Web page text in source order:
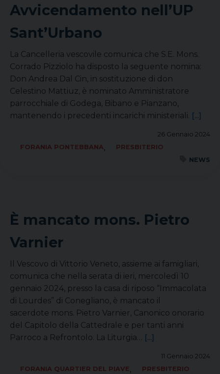
Avvicendamento nell’UP
Sant’Urbano
La Cancelleria vescovile comunica che S.E. Mons.
Corrado Pizziolo ha disposto la seguente nomina:
Don Andrea Dal Cin, in sostituzione di don
Celestino Mattiuz, è nominato Amministratore
parrocchiale di Godega, Bibano e Pianzano,
mantenendo i precedenti incarichi ministeriali. [...]
26 Gennaio 2024
FORANIA PONTEBBANA,
PRESBITERIO
NEWS
È mancato mons. Pietro
Varnier
Il Vescovo di Vittorio Veneto, assieme ai famigliari,
comunica che nella serata di ieri, mercoledì 10
gennaio 2024, presso la casa di riposo “Immacolata
di Lourdes” di Conegliano, è mancato il
sacerdote mons. Pietro Varnier, Canonico onorario
del Capitolo della Cattedrale e per tanti anni
Parroco a Refrontolo. La Liturgia… [...]
11 Gennaio 2024
FORANIA QUARTIER DEL PIAVE,
PRESBITERIO